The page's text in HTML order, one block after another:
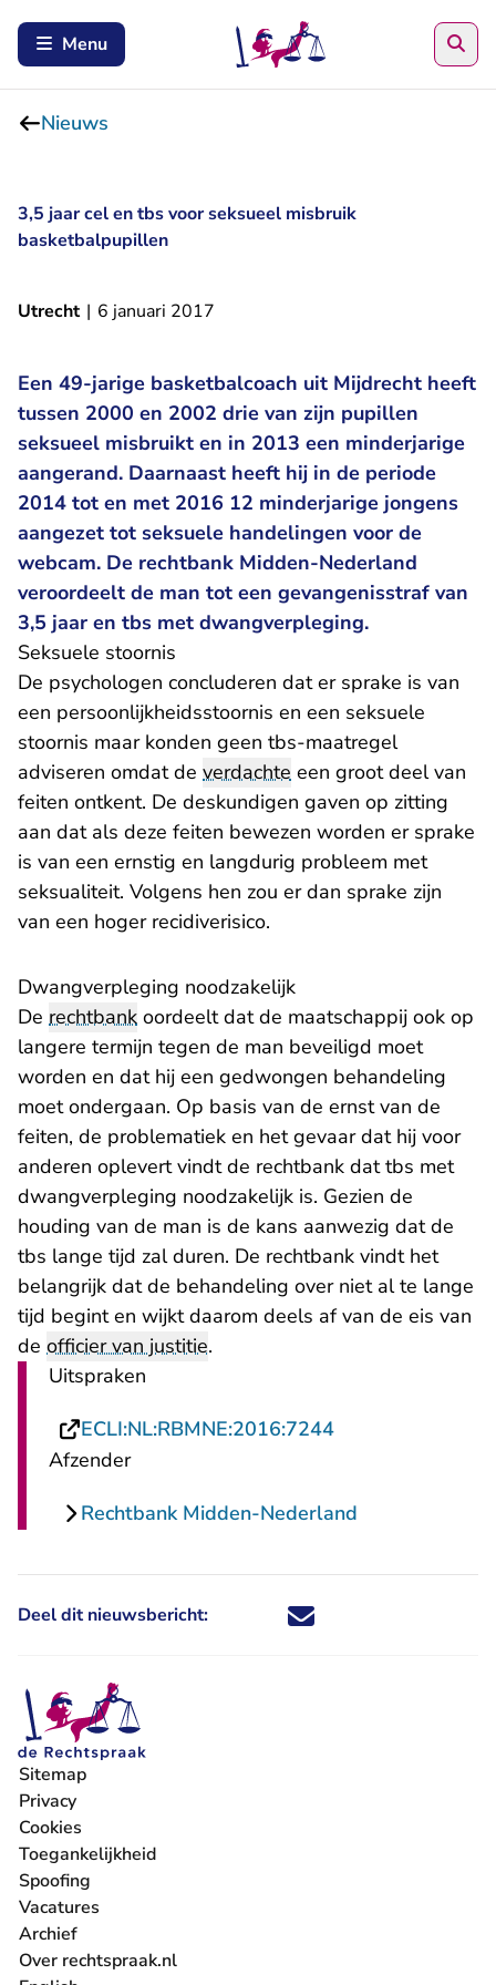
Menu
Nieuws
3,5 jaar cel en tbs voor seksueel misbruik
basketbalpupillen
Utrecht | 6 januari 2017
Een 49-jarige basketbalcoach uit Mijdrecht heeft
tussen 2000 en 2002 drie van zijn pupillen
seksueel misbruikt en in 2013 een minderjarige
aangerand. Daarnaast heeft hij in de periode
2014 tot en met 2016 12 minderjarige jongens
aangezet tot seksuele handelingen voor de
webcam. De rechtbank Midden-Nederland
veroordeelt de man tot een gevangenisstraf van
3,5 jaar en tbs met dwangverpleging.
Seksuele stoornis
De psychologen concluderen dat er sprake is van
een persoonlijkheidsstoornis en een seksuele
stoornis maar konden geen tbs-maatregel
adviseren omdat de verdachte een groot deel van
feiten ontkent. De deskundigen gaven op zitting
aan dat als deze feiten bewezen worden er sprake
is van een ernstig en langdurig probleem met
seksualiteit. Volgens hen zou er dan sprake zijn
van een hoger recidiverisico.
Dwangverpleging noodzakelijk
De rechtbank oordeelt dat de maatschappij ook op
langere termijn tegen de man beveiligd moet
worden en dat hij een gedwongen behandeling
moet ondergaan. Op basis van de ernst van de
feiten, de problematiek en het gevaar dat hij voor
anderen oplevert vindt de rechtbank dat tbs met
dwangverpleging noodzakelijk is. Gezien de
houding van de man is de kans aanwezig dat de
tbs lange tijd zal duren. De rechtbank vindt het
belangrijk dat de behandeling over niet al te lange
tijd begint en wijkt daarom deels af van de eis van
de officier van justitie.
Uitspraken
ECLI:NL:RBMNE:2016:7244- U verlaat
Afzender
Rechtbank Midden-Nederland
Deel dit nieuwsbericht: Deel dit nieuwsbericht via X -
Deel dit nieuwsbericht via
Deel dit nieuwsbericht
Deel dit
Sitemap
Privacy
Cookies
Toegankelijkheid
Spoofing
Vacatures
- U verlaat Rechtspraak.nl
Archief
Over rechtspraak.nl